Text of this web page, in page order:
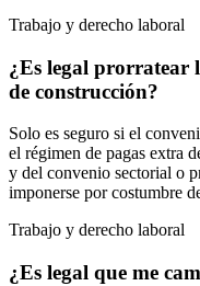
Trabajo y derecho laboral
¿Es legal prorratear
de construcción?
Solo es seguro si el
el régimen de pagas extra
y del convenio sectorial o
imponerse por costumbre
Trabajo y derecho laboral
¿Es legal que me